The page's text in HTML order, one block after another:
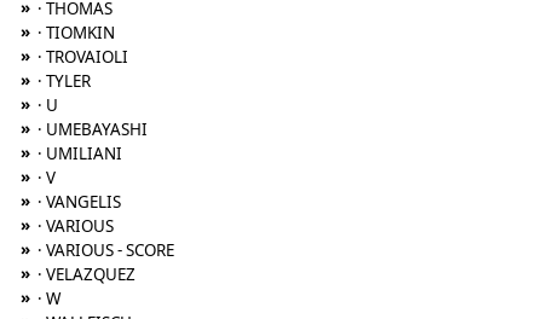
» · THOMAS
» · TIOMKIN
» · TROVAIOLI
» · TYLER
» · U
» · UMEBAYASHI
» · UMILIANI
» · V
» · VANGELIS
» · VARIOUS
» · VARIOUS - SCORE
» · VELAZQUEZ
» · W